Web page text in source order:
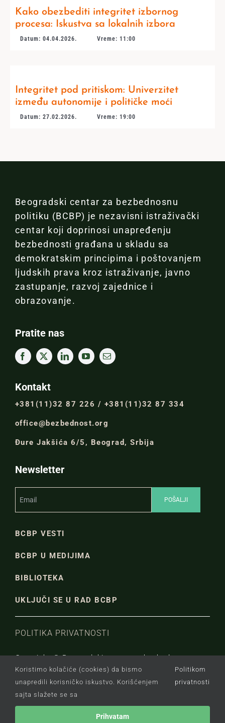
Kako obezbediti integritet izbornog
procesa: Iskustva sa lokalnih izbora
Datum: 04.04.2026. Vreme: 11:00
Integritet pod pritiskom: Univerzitet
između autonomije i političke moći
Datum: 27.02.2026. Vreme: 19:00
Beogradski centar za bezbednosnu
politiku (BCBP) je nezavisni istraživački
centar koji doprinosi unapređenju
bezbednosti građana u skladu sa
demokratskim principima i poštovanjem
ljudskih prava kroz istraživanje, javno
zastupanje, razvoj zajednice i
obrazovanje.
Pratite nas
Kontakt
+381(11)32 87 226 / +381(11)32 87 334
office@bezbednost.org
Đure Jakšića 6/5, Beograd, Srbija
Newsletter
BCBP VESTI
BCBP U MEDIJIMA
BIBLIOTEKA
UKLJUČI SE U RAD BCBP
POLITIKA PRIVATNOSTI
Copyright © Beogradski centar za bezbednosnu
Koristimo kolačiće (cookies) da bismo
unapredili korisničko iskustvo. Korišćenjem
sajta slažete se sa
Politikom
privatnosti
Prihvatam